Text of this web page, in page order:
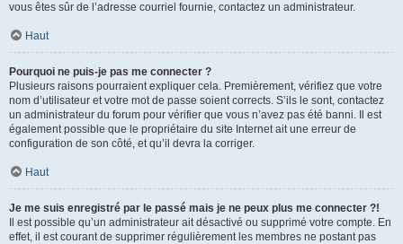
vous êtes sûr de l’adresse courriel fournie, contactez un administrateur.
Haut
Pourquoi ne puis-je pas me connecter ?
Plusieurs raisons pourraient expliquer cela. Premièrement, vérifiez que votre
nom d’utilisateur et votre mot de passe soient corrects. S’ils le sont, contactez
un administrateur du forum pour vérifier que vous n’avez pas été banni. Il est
également possible que le propriétaire du site Internet ait une erreur de
configuration de son côté, et qu’il devra la corriger.
Haut
Je me suis enregistré par le passé mais je ne peux plus me connecter ?!
Il est possible qu’un administrateur ait désactivé ou supprimé votre compte. En
effet, il est courant de supprimer régulièrement les membres ne postant pas